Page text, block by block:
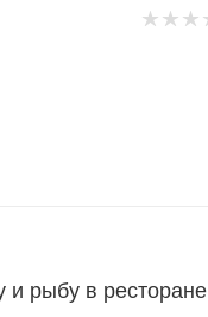
и рыбу в ресторане